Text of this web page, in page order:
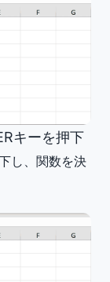
キーを押下
し、関数を決